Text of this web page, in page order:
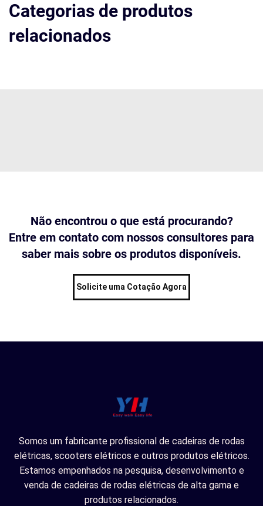
Categorias de produtos
relacionados
Não encontrou o que está procurando?
Entre em contato com nossos consultores para
saber mais sobre os produtos disponíveis.
Solicite uma Cotação Agora
Somos um fabricante profissional de cadeiras de rodas
elétricas, scooters elétricos e outros produtos elétricos.
Estamos empenhados na pesquisa, desenvolvimento e
venda de cadeiras de rodas elétricas de alta gama e
produtos relacionados.